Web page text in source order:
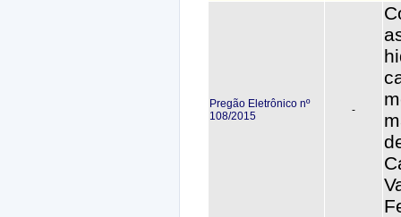
Pregão Eletrônico nº
108/2015
-